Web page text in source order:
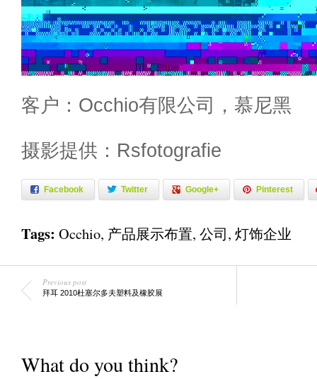
客户：Occhio有限公司，慕尼黑
摄影提供：Rsfotografie
Facebook Twitter Google+ Pinterest
Tags: Occhio, 产品展示布置, 公司, 灯饰企业
Previous post
拜耳 2010杜塞尔多夫塑料及橡胶展
What do you think?